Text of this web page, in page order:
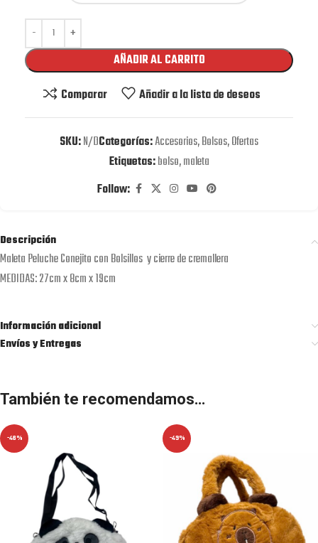
AÑADIR AL CARRITO
Comparar
Añadir a la lista de deseos
SKU:N/DCategorías:Accesorios,Bolsos,Ofertas
Etiquetas:bolso,maleta
Follow:
Descripción
Maleta Peluche Conejito con Bolsillos y cierre de cremallera
MEDIDAS: 27cm x 8cm x 19cm
Información adicional
Envíos y Entregas
También te recomendamos…
-46% -49%